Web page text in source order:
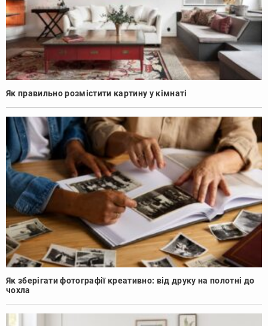
Як правильно розмістити картину у кімнаті
Як зберігати фотографії креативно: від друку на полотні до
чохла